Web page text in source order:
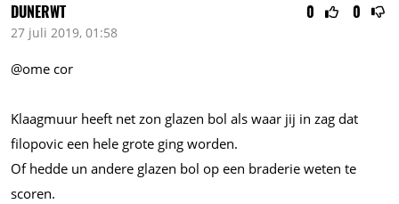
0 0
DUNERWT
27 juli 2019, 01:58
@ome cor
Klaagmuur heeft net zon glazen bol als waar jij in zag dat
filopovic een hele grote ging worden.
Of hedde un andere glazen bol op een braderie weten te
scoren.